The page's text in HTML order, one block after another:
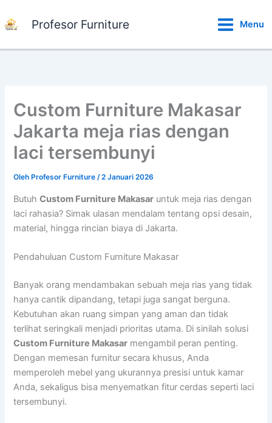
ke
Profesor Furniture Menu
Custom Furniture Makasar
Jakarta meja rias dengan
laci tersembunyi
Oleh Profesor Furniture/2 Januari 2026
ButuhCustom Furniture Makasar untuk meja rias dengan
laci rahasia? Simak ulasan mendalam tentang opsi desain,
material, hingga rincian biaya di Jakarta.
Pendahuluan Custom Furniture Makasar
Banyak orang mendambakan sebuah meja rias yang tidak
hanya cantik dipandang, tetapi juga sangat berguna.
Kebutuhan akan ruang simpan yang aman dan tidak
terlihat seringkali menjadi prioritas utama. Di sinilah solusi
Custom Furniture Makasar mengambil peran penting.
Dengan memesan furnitur secara khusus, Anda
memperoleh mebel yang ukurannya presisi untuk kamar
Anda, sekaligus bisa menyematkan fitur cerdas seperti laci
tersembunyi.